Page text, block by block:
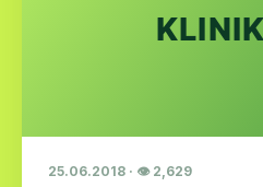
25.06.2018 · 👁 2,629